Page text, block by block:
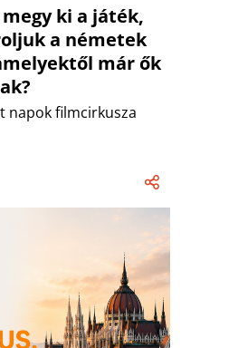
ki a játék,
a németek
már ők
napok filmcirkusza